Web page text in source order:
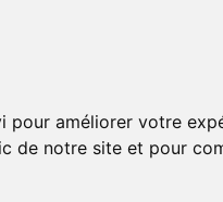
améliorer votre
de notre site et pour